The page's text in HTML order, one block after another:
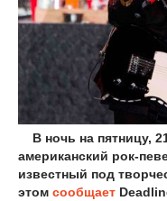
В ночь на пятницу,
американский рок-
известный под
этом сообщает